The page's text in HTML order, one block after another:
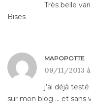
Très belle
Bises
MAPOPOTTE
09/11/2013
j’ai déjà
sur mon blog … et sans